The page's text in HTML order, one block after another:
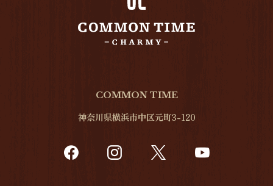
COMMON TIME
神奈川県横浜市中区元町3-120